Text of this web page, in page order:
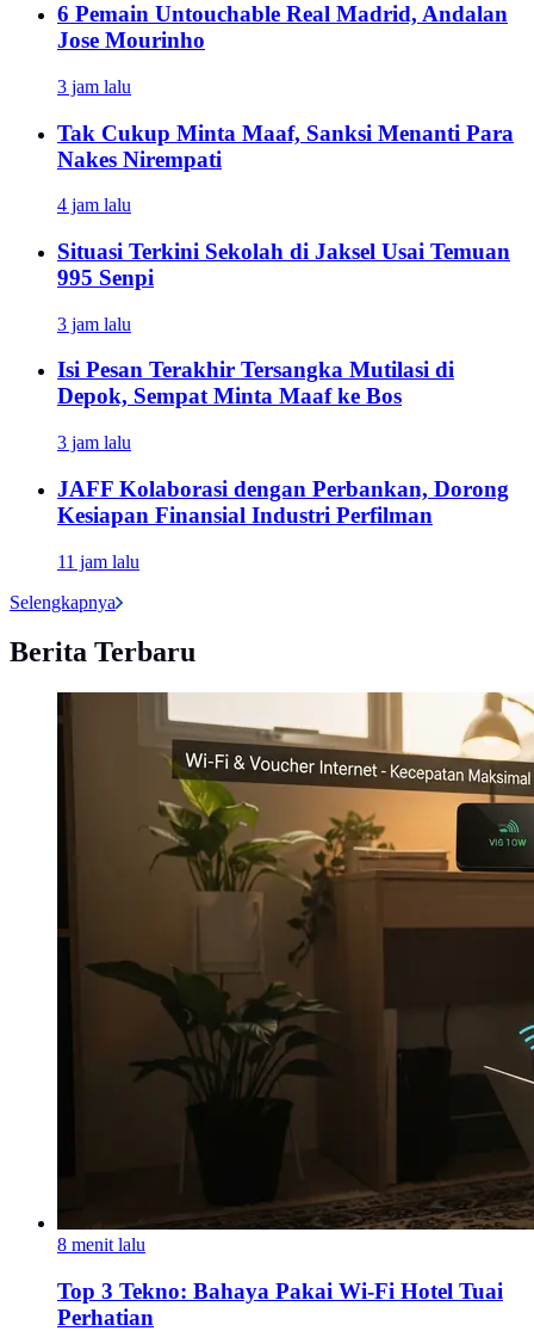
6 Pemain Untouchable Real Madrid, Andalan
Jose Mourinho
3 jam lalu
Tak Cukup Minta Maaf, Sanksi Menanti Para
Nakes Nirempati
4 jam lalu
Situasi Terkini Sekolah di Jaksel Usai Temuan
995 Senpi
3 jam lalu
Isi Pesan Terakhir Tersangka Mutilasi di
Depok, Sempat Minta Maaf ke Bos
3 jam lalu
JAFF Kolaborasi dengan Perbankan, Dorong
Kesiapan Finansial Industri Perfilman
11 jam lalu
Selengkapnya
Berita Terbaru
8 menit lalu
Top 3 Tekno: Bahaya Pakai Wi-Fi Hotel Tuai
Perhatian